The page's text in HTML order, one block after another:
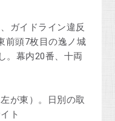
ガイドライン違反
前頭7枚目の逸ノ城
。幕内20番、十両
が東）。日別の取
ト